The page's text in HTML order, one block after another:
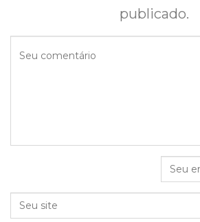
publicado.